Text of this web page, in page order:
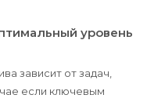
уровень
зависит от задач,
если ключевым